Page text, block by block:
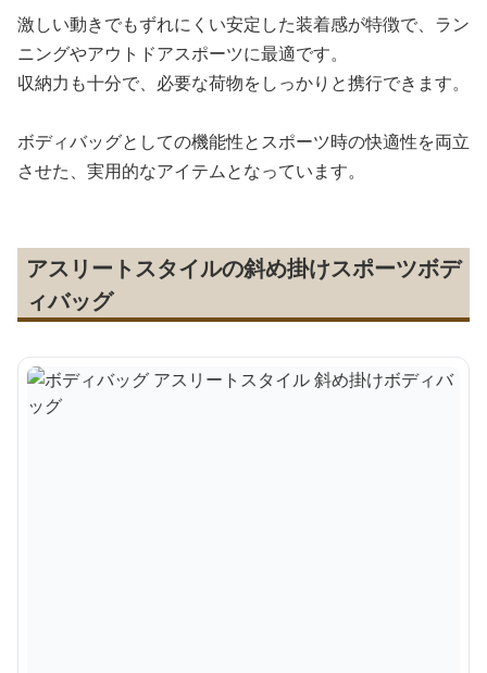
激しい動きでもずれにくい安定した装着感が特徴で、ラン
ニングやアウトドアスポーツに最適です。
収納力も十分で、必要な荷物をしっかりと携行できます。
ボディバッグとしての機能性とスポーツ時の快適性を両立
させた、実用的なアイテムとなっています。
アスリートスタイルの斜め掛けスポーツボデ
ィバッグ